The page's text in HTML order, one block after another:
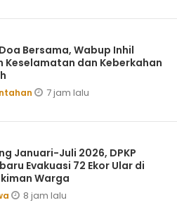
Bersama, Wabup Inhil
Keselamatan dan Keberkahan
7 jam lalu
Januari-Juli 2026, DPKP
Evakuasi 72 Ekor Ular di
Warga
8 jam lalu